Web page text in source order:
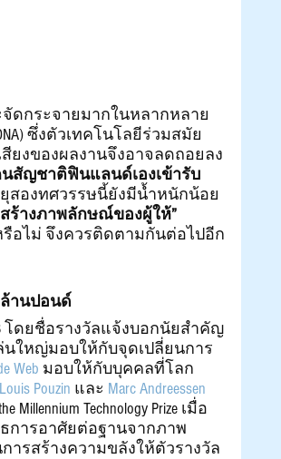
ดกระจายมากในหลากหลาย
ซึ่งตัวเทคโนโลยีร่วมสมัย
ยงของผลงานจึงอาจลดถอยลง
สัญชาติฟินแลนด์เองเข้ารับ
สองทศวรรษนี้ยังมีน้ำหนักน้อย
สร้างภาพลักษณ์ของผู้ให้”
อไม่ จึงควรติดตามกันต่อไปอีก
ล้านปอนด์
โดยชื่อรางวัลแจ้งบอกนัยสำคัญ
นใหญ่มอบให้กับจุดเปลี่ยนการ
Web มอบให้กับบุคคลที่โลก
Louis Pouzin และ Marc Andreessen
Technology Prize เมื่อ
ธการอาศัยต่อฐานจากภาพ
รสร้างความขลังให้ตัวรางวัล